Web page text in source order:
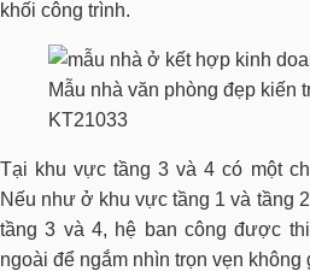
khối công trình.
Mẫu nhà văn phòng đẹp kiến
KT21033
Tại khu vực tầng 3 và 4 có một
Nếu như ở khu vực tầng 1 và tầng
tầng 3 và 4, hệ ban công được
ngoài để ngắm nhìn trọn vẹn không